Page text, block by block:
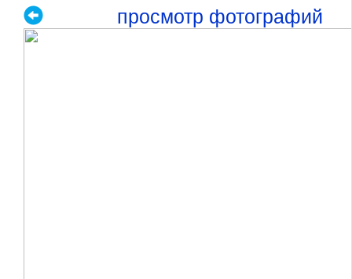
просмотр фотографий